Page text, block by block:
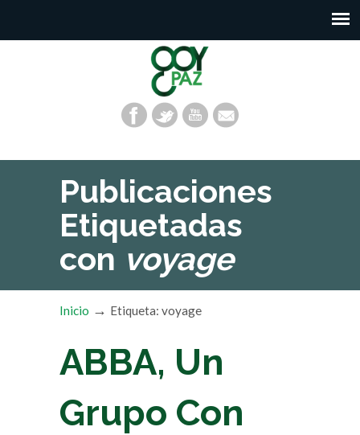
Publicaciones
Etiquetadas
con voyage
Inicio → Etiqueta: voyage
ABBA, Un
Grupo Con